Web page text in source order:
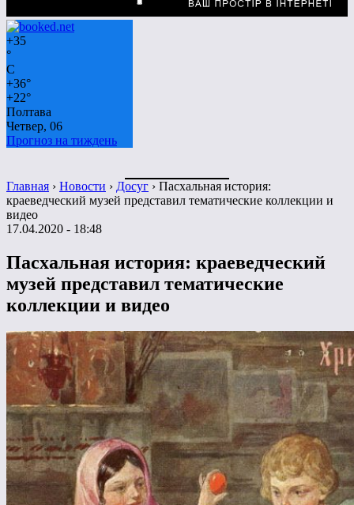
+35
°
C
+36°
+22°
Полтава
Четвер, 06
Прогноз на тиждень
Главная › Новости › Досуг › Пасхальная история:
краеведческий музей представил тематические коллекции и
видео
17.04.2020 - 18:48
Пасхальная история: краеведческий
музей представил тематические
коллекции и видео